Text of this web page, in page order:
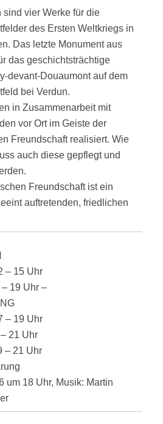
sind vier Werke für die
des Ersten Weltkriegs in
Das letzte Monument aus
das geschichtsträchtige
devant-Douaumont auf dem
bei Verdun.
in Zusammenarbeit mit
vor Ort im Geiste der
Freundschaft realisiert. Wie
auch diese gepflegt und
Freundschaft ist ein
auftretenden, friedlichen
– 15 Uhr
19 Uhr –
– 19 Uhr
21 Uhr
– 21 Uhr
um 18 Uhr, Musik: Martin